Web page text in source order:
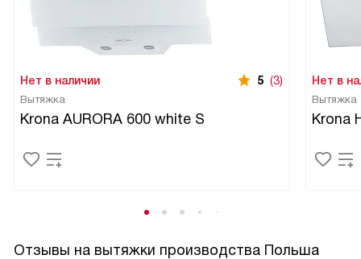
Нет в наличии 5 (3)
Вытяжка
Krona AURORA 600 white S
Нет в
Вытяжка
Krona
Отзывы на вытяжки производства Польша